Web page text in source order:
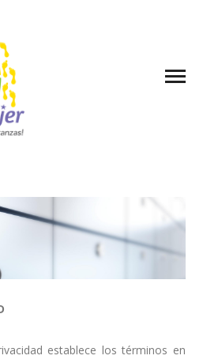
establece los términos en